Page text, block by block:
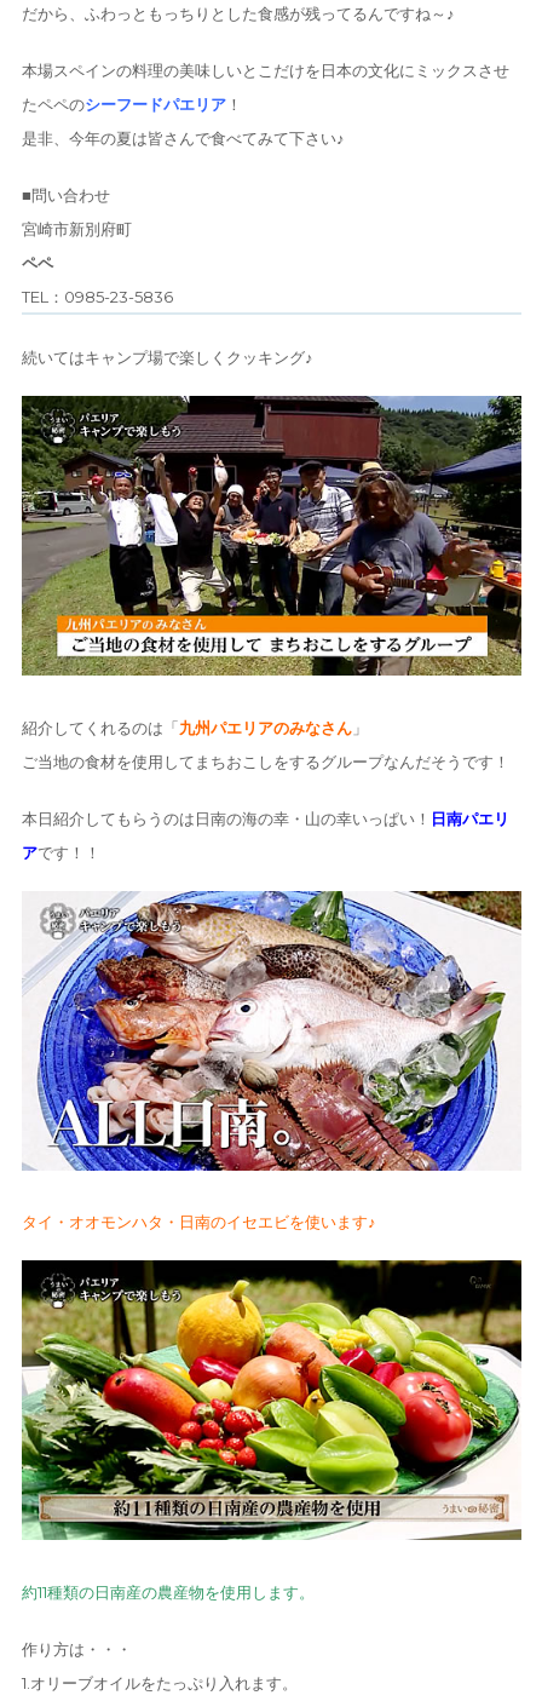
だから、ふわっともっちりとした食感が残ってるんですね～♪
本場スペインの料理の美味しいとこだけを日本の文化にミックスさせ
たペペのシーフードパエリア！
是非、今年の夏は皆さんで食べてみて下さい♪
■問い合わせ
宮崎市新別府町
ペペ
TEL：0985-23-5836
続いてはキャンプ場で楽しくクッキング♪
紹介してくれるのは「九州パエリアのみなさん」
ご当地の食材を使用してまちおこしをするグループなんだそうです！
本日紹介してもらうのは日南の海の幸・山の幸いっぱい！ 日南パエリ
アです！！
タイ・オオモンハタ・日南のイセエビを使います♪
約11種類の日南産の農産物を使用します。
作り方は・・・
1.オリーブオイルをたっぷり入れます。